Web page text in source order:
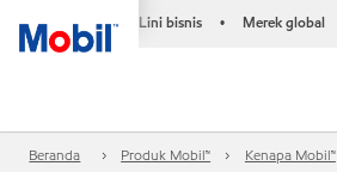
Lini bisnis • Merek global
Beranda Produk Mobil™
Kenapa Mobil™